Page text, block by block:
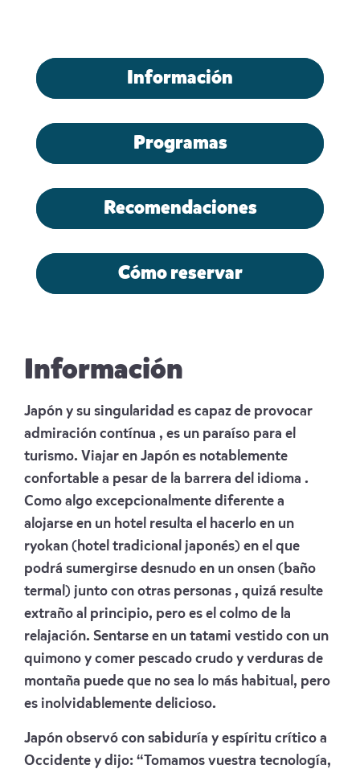
Información
Programas
Recomendaciones
Cómo reservar
Información
Japón y su singularidad es capaz de provocar
admiración contínua , es un paraíso para el
turismo. Viajar en Japón es notablemente
confortable a pesar de la barrera del idioma .
Como algo excepcionalmente diferente a
alojarse en un hotel resulta el hacerlo en un
ryokan (hotel tradicional japonés) en el que
podrá sumergirse desnudo en un onsen (baño
termal) junto con otras personas , quizá resulte
extraño al principio, pero es el colmo de la
relajación. Sentarse en un tatami vestido con un
quimono y comer pescado crudo y verduras de
montaña puede que no sea lo más habitual, pero
es inolvidablemente delicioso.
Japón observó con sabiduría y espíritu crítico a
Occidente y dijo: “Tomamos vuestra tecnología,